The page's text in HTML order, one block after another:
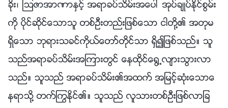
ခိုး၊ ၾသဇာအာဏာႏွင့္ အရာခပ္သိမ္းအေပၚ အုပ္ခ်ဳပ္ႏိုင္စြမ္း
ကို ပိုင္ဆိုင္ေသာသူ တစ္ဦးတည္းျဖစ္ေသာ ငါတို႔၏ အတုမ
ရွိေသာ ဘုရားသခင္ကိုယ္ေတာ္တိုင္သာ ရွိ၍ျဖစ္သည္။ သူ
သည္အရာခပ္သိမ္းအၾကားတြင္ ေနထိုင္ေ႐ြ႕လ်ားသြားလာ
သည္။ သူသည္ အရာခပ္သိမ္း၏အထက္ အျမင့္ဆုံးေသာေ
နရာသို႔ တက္ႂကြႏိုင္၏။ သူသည္ လူသားတစ္ဦးျဖစ္လာျခ